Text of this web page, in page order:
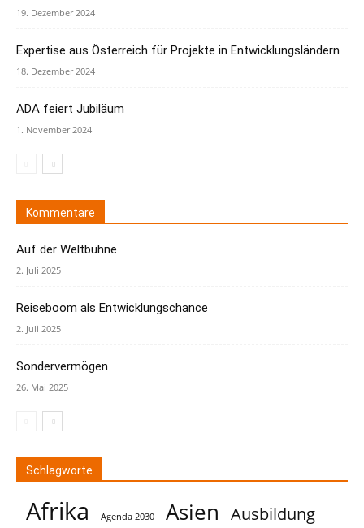
19. Dezember 2024
Expertise aus Österreich für Projekte in Entwicklungsländern
18. Dezember 2024
ADA feiert Jubiläum
1. November 2024
Kommentare
Auf der Weltbühne
2. Juli 2025
Reiseboom als Entwicklungschance
2. Juli 2025
Sondervermögen
26. Mai 2025
Schlagworte
Afrika Agenda 2030 Asien Ausbildung